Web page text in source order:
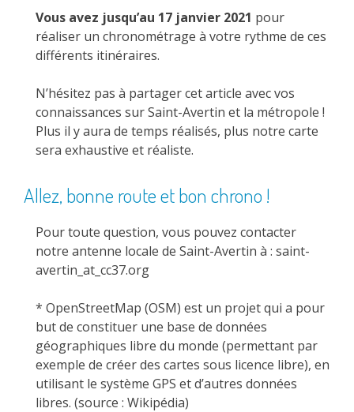
Vous avez jusqu’au 17 janvier 2021 pour
réaliser un chronométrage à votre rythme de ces
différents itinéraires.
N’hésitez pas à partager cet article avec vos
connaissances sur Saint-Avertin et la métropole !
Plus il y aura de temps réalisés, plus notre carte
sera exhaustive et réaliste.
Allez, bonne route et bon chrono !
Pour toute question, vous pouvez contacter
notre antenne locale de Saint-Avertin à : saint-
avertin_at_cc37.org
* OpenStreetMap (OSM) est un projet qui a pour
but de constituer une base de données
géographiques libre du monde (permettant par
exemple de créer des cartes sous licence libre), en
utilisant le système GPS et d’autres données
libres. (source : Wikipédia)